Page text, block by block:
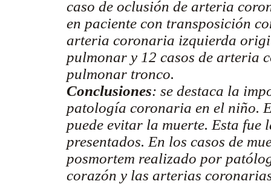
caso de oclusión de arteria
en paciente con transposición
arteria coronaria izquierda
pulmonar y 12 casos de
pulmonar tronco.
Conclusiones: se destaca la
patología coronaria en el niño.
puede evitar la muerte. Esta fue
presentados. En los casos de
posmortem realizado por
corazón y las arterias